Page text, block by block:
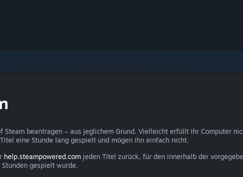
beantragen – aus jeglichem Grund. Vielleicht erfüllt Ihr Computer
eine Stunde lang gespielt und mögen ihn einfach nicht.
help.steampowered.com jeden Titel zurück, für den innerhalb der
gespielt wurde.